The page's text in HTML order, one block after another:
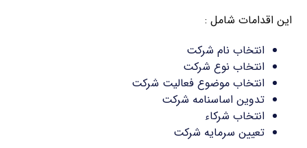
این اقدامات شامل :
انتخاب نام شرکت
انتخاب نوع شرکت
انتخاب موضوع فعالیت شرکت
تدوین اساسنامه شرکت
انتخاب شرکاء
تعیین سرمایه شرکت